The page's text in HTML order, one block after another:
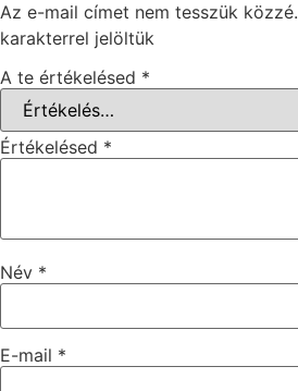
Az e-mail címet nem tesszük közzé.
karakterrel jelöltük
A te értékelésed *
Értékelésed *
Név *
E-mail *